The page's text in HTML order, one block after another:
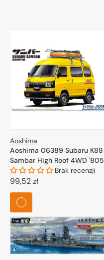
Aoshima
Aoshima 06389 Subaru K88
Sambar High Roof 4WD '805
1/24
Brak recenzji
Cena
regularna
99,52 zł